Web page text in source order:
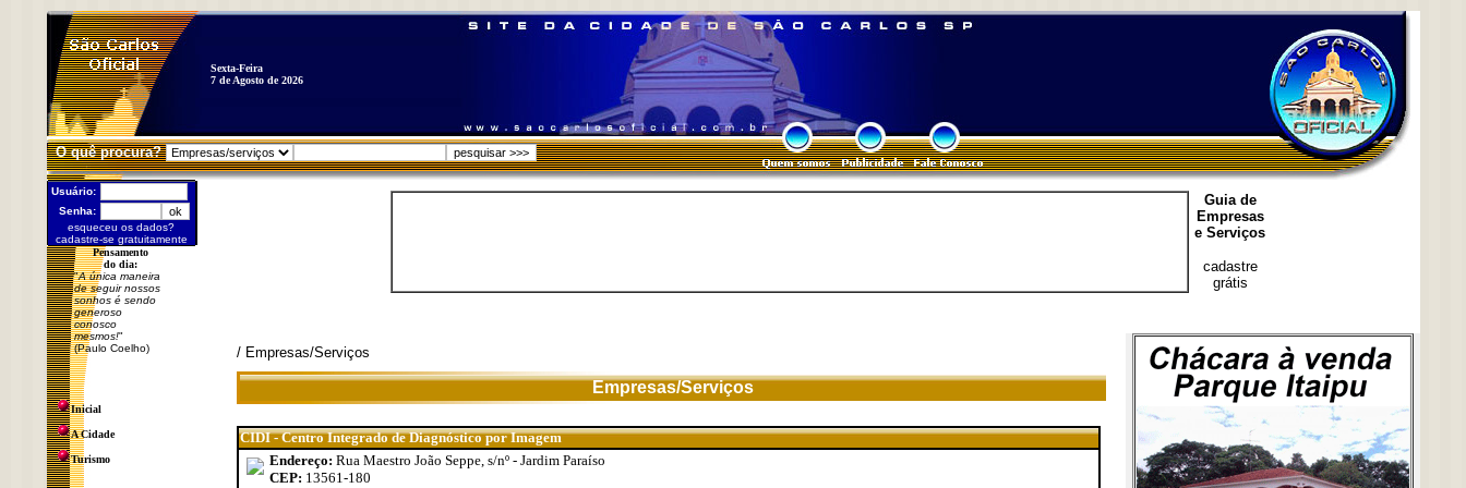
Sexta-Feira
7 de Agosto de 2026
O quê procura?
Usuário:
Senha:
esqueceu os dados?
cadastre-se gratuitamente
Pensamento
do dia:
"A única maneira
de seguir nossos
sonhos é sendo
generoso
conosco
mesmos!"
(Paulo Coelho)
Inicial
A Cidade
Turismo
Guia de
Empresas
e Serviços
cadastre
grátis
/ Empresas/Serviços
Empresas/Serviços
CIDI - Centro Integrado de Diagnóstico por Imagem
Endereço: Rua Maestro João Seppe, s/nº - Jardim Paraíso
CEP: 13561-180